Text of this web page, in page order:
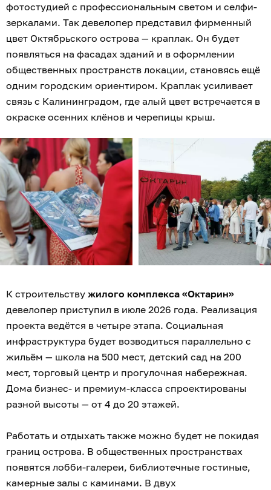
фотостудией с профессиональным светом и селфи-
зеркалами. Так девелопер представил фирменный
цвет Октябрьского острова — краплак. Он будет
появляться на фасадах зданий и в оформлении
общественных пространств локации, становясь ещё
одним городским ориентиром. Краплак усиливает
связь с Калининградом, где алый цвет встречается в
окраске осенних клёнов и черепицы крыш.
К строительству жилого комплекса «Октарин»
девелопер приступил в июле 2026 года. Реализация
проекта ведётся в четыре этапа. Социальная
инфраструктура будет возводиться параллельно с
жильём — школа на 500 мест, детский сад на 200
мест, торговый центр и прогулочная набережная.
Дома бизнес- и премиум-класса спроектированы
разной высоты — от 4 до 20 этажей.
Работать и отдыхать также можно будет не покидая
границ острова. В общественных пространствах
появятся лобби-галереи, библиотечные гостиные,
камерные залы с каминами. В двух